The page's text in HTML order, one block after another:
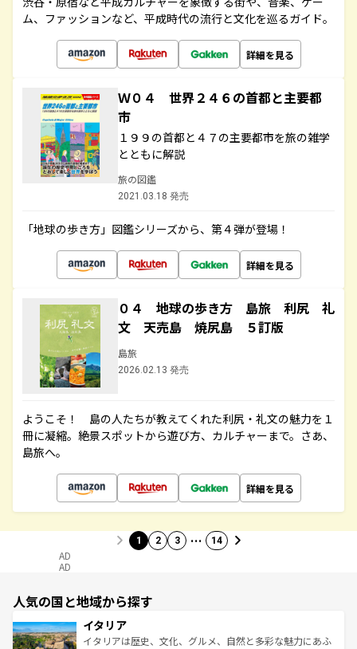
ム、ファッションなど、平成時代の流行と文化を巡るガイド。
詳細を見る
Ｗ０４ 世界２４６の首都と主要都
市
１９９の首都と４７の主要都市を旅の雑学
とともに解説
旅の図鑑
2021.03.18 発売
「地球の歩き方」図鑑シリーズから、第４弾が登場！
詳細を見る
０４ 地球の歩き方 島旅 利尻 礼
文 天売島 焼尻島 ５訂版
島旅
2026.02.13 発売
ようこそ！ 島の人たちが教えてくれた利尻・礼文の魅力を１
冊に凝縮。絶景スポットから遊び方、カルチャーまで。さあ、
島旅へ。
詳細を見る
1 2 3 … 14
AD
AD
人気の国と地域から探す
イタリア
イタリアは歴史、文化、グルメ、自然と多彩な魅力にあふ